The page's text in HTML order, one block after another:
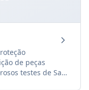
de peças
testes de Salt